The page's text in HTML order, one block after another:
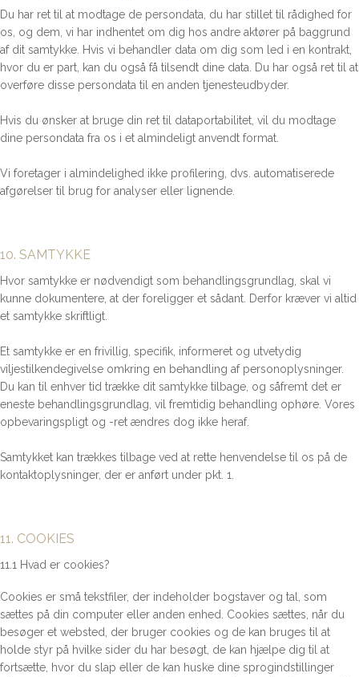
Du har ret til at modtage de persondata, du har stillet til rådighed for
os, og dem, vi har indhentet om dig hos andre aktører på baggrund
af dit samtykke. Hvis vi behandler data om dig som led i en kontrakt,
hvor du er part, kan du også få tilsendt dine data. Du har også ret til at
overføre disse persondata til en anden tjenesteudbyder.
Hvis du ønsker at bruge din ret til dataportabilitet, vil du modtage
dine persondata fra os i et almindeligt anvendt format.
Vi foretager i almindelighed ikke profilering, dvs. automatiserede
afgørelser til brug for analyser eller lignende.
10. SAMTYKKE
Hvor samtykke er nødvendigt som behandlingsgrundlag, skal vi
kunne dokumentere, at der foreligger et sådant. Derfor kræver vi altid
et samtykke skriftligt.
Et samtykke er en frivillig, specifik, informeret og utvetydig
viljestilkendegivelse omkring en behandling af personoplysninger.
Du kan til enhver tid trække dit samtykke tilbage, og såfremt det er
eneste behandlingsgrundlag, vil fremtidig behandling ophøre. Vores
opbevaringspligt og -ret ændres dog ikke heraf.
Samtykket kan trækkes tilbage ved at rette henvendelse til os på de
kontaktoplysninger, der er anført under pkt. 1.
11. COOKIES
11.1 Hvad er cookies?
Cookies er små tekstfiler, der indeholder bogstaver og tal, som
sættes på din computer eller anden enhed. Cookies sættes, når du
besøger et websted, der bruger cookies og de kan bruges til at
holde styr på hvilke sider du har besøgt, de kan hjælpe dig til at
fortsætte, hvor du slap eller de kan huske dine sprogindstillinger